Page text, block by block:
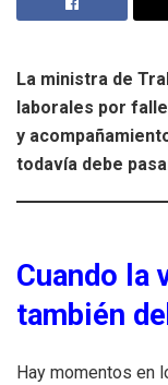
La ministra de
laborales por
y
todavía debe
Cuando la
también
Hay momentos en